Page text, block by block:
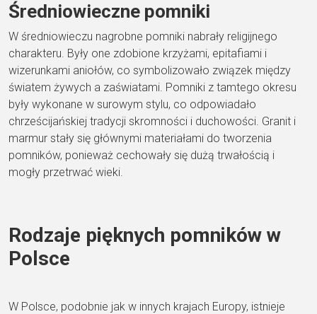
Średniowieczne pomniki
W średniowieczu nagrobne pomniki nabrały religijnego
charakteru. Były one zdobione krzyżami, epitafiami i
wizerunkami aniołów, co symbolizowało związek między
światem żywych a zaświatami. Pomniki z tamtego okresu
były wykonane w surowym stylu, co odpowiadało
chrześcijańskiej tradycji skromności i duchowości. Granit i
marmur stały się głównymi materiałami do tworzenia
pomników, ponieważ cechowały się dużą trwałością i
mogły przetrwać wieki.
Rodzaje pięknych pomników w
Polsce
W Polsce, podobnie jak w innych krajach Europy, istnieje